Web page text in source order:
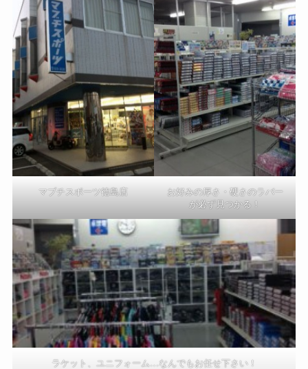
マブチスポーツ徳島店
お好みの厚さ・硬さのラバー
が必ず見つかる！
ラケット、ユニフォーム…なんでもお任せ下さい！